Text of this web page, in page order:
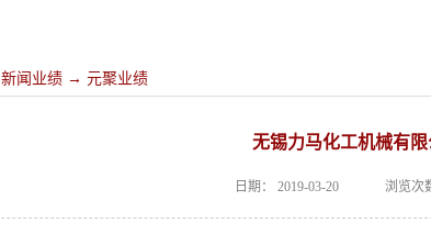
新闻业绩 → 元聚业绩
无锡力马化工机械有限
日期： 2019-03-20 浏览次